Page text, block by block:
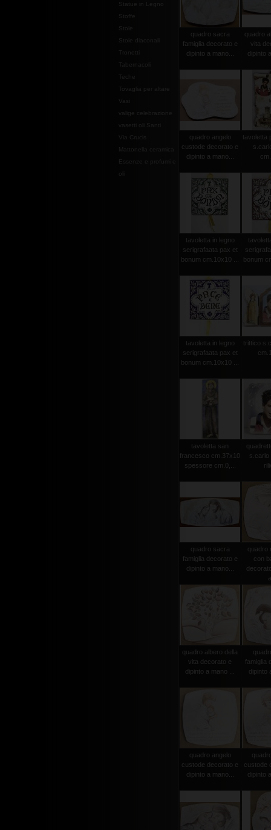
Statue in Legno
Stoffe
Stole
Stole diaconali
Tabernacoli
valige celebrazione
Mattonella ceramica
Essenze e profumi e
quadro sacra
famiglia decorato e
dipinto a mano...
quadro
vita
dipinto
quadro angelo
custode decorato e
dipinto a mano...
tavoletta
tavoletta in legno
serigrafaata pax et
bonum cm.10x10 ...
bonum
tavoletta in legno
serigrafaata pax et
bonum cm.10x10 ...
trittico
tavoletta san
francesco cm.37x10
spessore cm.0,...
s.carlo
quadro sacra
famiglia decorato e
dipinto a mano...
quadro
con
quadro albero della
vita decorato e
dipinto a mano ...
famiglia
dipinto
quadro angelo
custode decorato e
dipinto a mano...
custode
dipinto